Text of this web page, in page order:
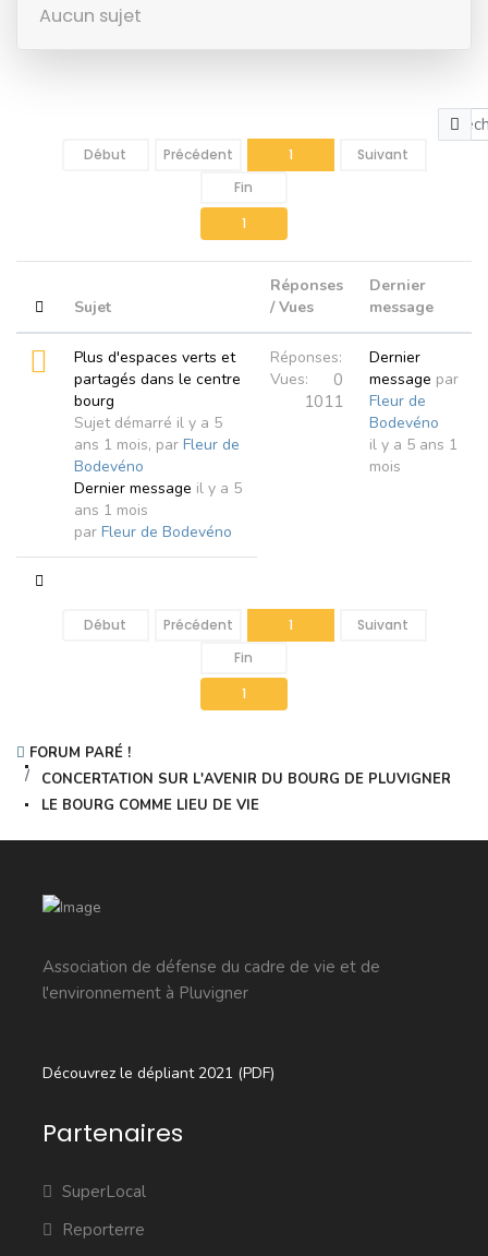
Aucun sujet
Début Précédent 1
Suivant
Fin
1
Sujet
Réponses
/ Vues
Dernier
message
Plus d'espaces verts et
partagés dans le centre
bourg
Sujet démarré il y a 5
ans 1 mois, par Fleur de
Bodevéno
Dernier message il y a 5
ans 1 mois
par Fleur de Bodevéno
Réponses:
0
Vues:
1011
Dernier
message par
Fleur de
Bodevéno
il y a 5 ans 1
mois
Début Précédent 1
Suivant
Fin
1
FORUM PARÉ !
CONCERTATION SUR L'AVENIR DU BOURG DE PLUVIGNER
LE BOURG COMME LIEU DE VIE
Association de défense du cadre de vie et de
l'environnement à Pluvigner
Découvrez le dépliant 2021 (PDF)
Partenaires
SuperLocal
Reporterre